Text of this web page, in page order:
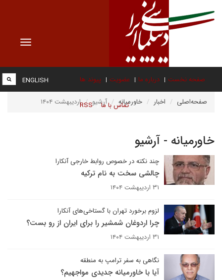
Toggle
صفحه نخست درباره ما عضویت پیوند ها
تماس با ما RSS
ENGLISH
صفحه‌اصلی اخبار خاورمیانه آرشیو اردیبهشت ۱۴۰۴
خاورمیانه - آرشیو
چند نکته در خصوص روابط خارجی آنکارا
چالشی سخت به نام ترکیه
۳۱ اردیبهشت ۱۴۰۴
لزوم برخورد تهران با گستاخی‌های آنکارا
چرا اردوغان شمشیر را برای ایران از رو بست؟
۳۱ اردیبهشت ۱۴۰۴
نگاهی به سفر ترامپ به منطقه
آیا با خاورمیانه جدیدی مواجهیم؟